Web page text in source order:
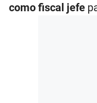
como fiscal jefe